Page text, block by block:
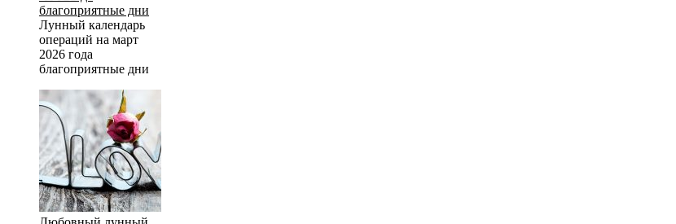
Лунный календарь
операций на март
2026 года
благоприятные дни